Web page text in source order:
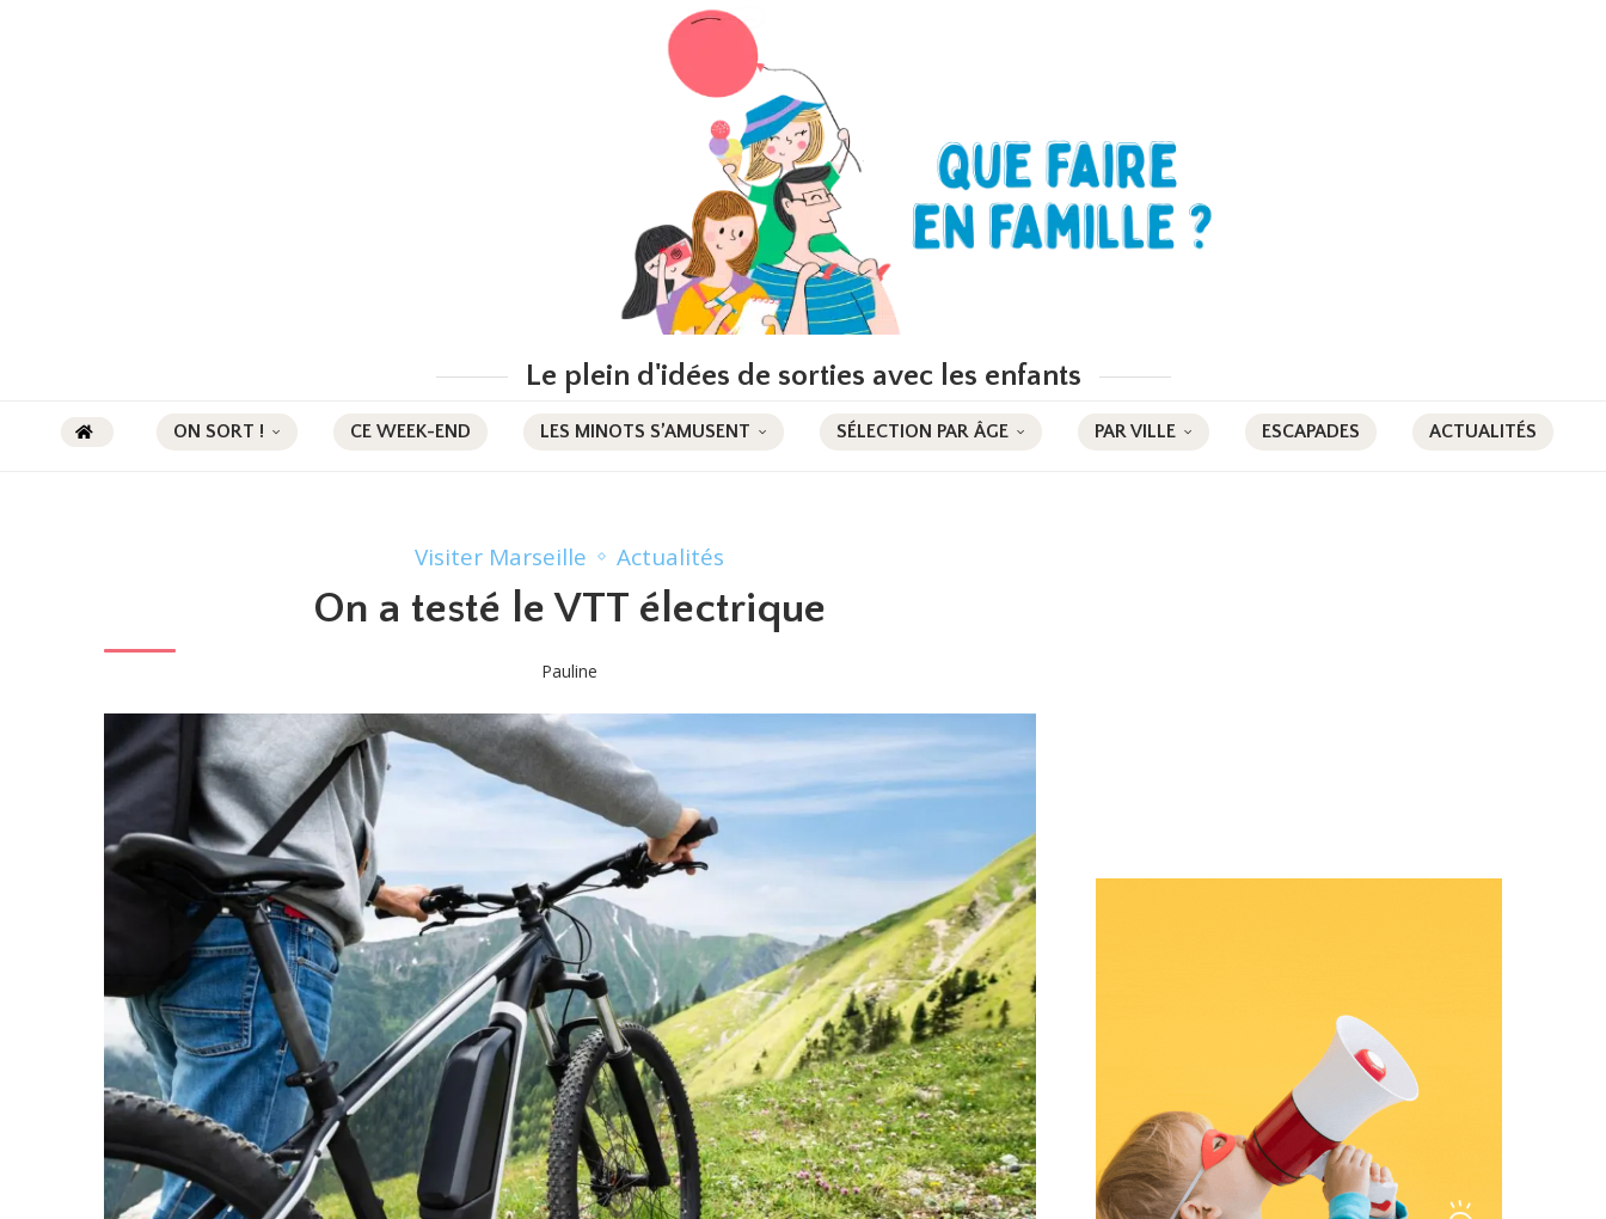
Le plein d'idées de sorties avec les enfants
ON SORT ! CE WEEK-END LES MINOTS S’AMUSENT SÉLECTION PAR ÂGE PAR VILLE ESCAPADES ACTUALITÉS
Visiter Marseille Actualités
On a testé le VTT électrique
Pauline